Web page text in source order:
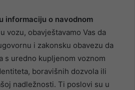
informaciju o navodnom
u vozu, obavještavamo Vas da
i zakonsku obavezu da
s uredno kupljenom voznom
boravišnih dozvola ili
nadležnosti. Ti poslovi su u